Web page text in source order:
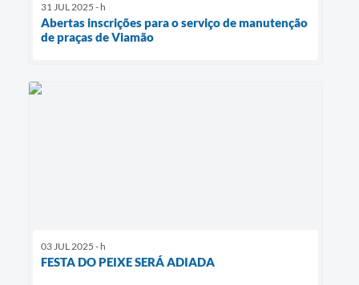
31 JUL 2025 - h
Abertas inscrições para o serviço de manutenção
de praças de Viamão
03 JUL 2025 - h
FESTA DO PEIXE SERÁ ADIADA